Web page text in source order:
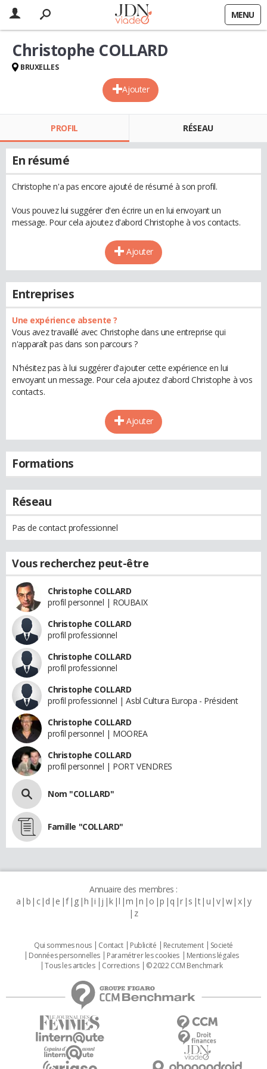
MENU
Ajouter
Christophe COLLARD
BRUXELLES
PROFIL RÉSEAU
En résumé
Christophe n'a pas encore ajouté de résumé à son profil.
Vous pouvez lui suggérer d'en écrire un en lui envoyant un
message. Pour cela ajoutez d'abord Christophe à vos contacts.
Ajouter
Entreprises
Une expérience absente ?
Vous avez travaillé avec Christophe dans une entreprise qui
n'apparaît pas dans son parcours ?
N'hésitez pas à lui suggérer d'ajouter cette expérience en lui
envoyant un message. Pour cela ajoutez d'abord Christophe à vos
contacts.
Ajouter
Formations
Réseau
Pas de contact professionnel
Vous recherchez peut-être
Christophe COLLARD
profil personnel | ROUBAIX
Christophe COLLARD
profil professionnel
Christophe COLLARD
profil professionnel
Christophe COLLARD
profil professionnel | Asbl Cultura Europa - Président
Christophe COLLARD
profil personnel | MOOREA
Christophe COLLARD
profil personnel | PORT VENDRES
Nom "COLLARD"
Famille "COLLARD"
Annuaire des membres :
a b c d e f g h i j k l m n o p q r s t u v w x y
z
Qui sommes nous Contact Publicité Recrutement
Societé
Données personnelles
Paramétrer les cookies
Mentions légales
Tous les articles
Corrections © 2022 CCM Benchmark